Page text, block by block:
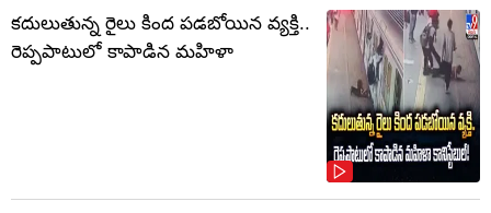
కదులుతున్న రైలు కింద పడబోయిన వ్యక్తి..
రెప్పపాటులో కాపాడిన మహిళా